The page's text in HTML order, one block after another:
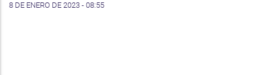
8 DE ENERO DE 2023 - 08:55